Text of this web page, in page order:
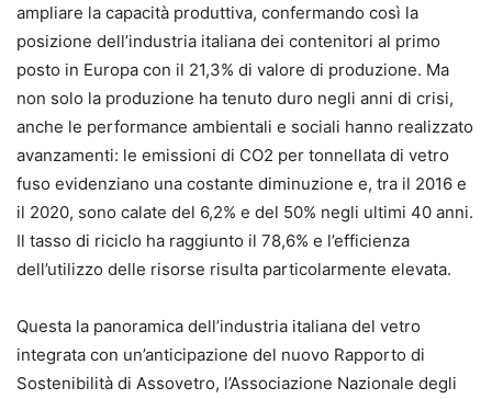
ampliare la capacità produttiva, confermando così la
posizione dell’industria italiana dei contenitori al primo
posto in Europa con il 21,3% di valore di produzione. Ma
non solo la produzione ha tenuto duro negli anni di crisi,
anche le performance ambientali e sociali hanno realizzato
avanzamenti: le emissioni di CO2 per tonnellata di vetro
fuso evidenziano una costante diminuzione e, tra il 2016 e
il 2020, sono calate del 6,2% e del 50% negli ultimi 40 anni.
Il tasso di riciclo ha raggiunto il 78,6% e l’efficienza
dell’utilizzo delle risorse risulta particolarmente elevata.
Questa la panoramica dell’industria italiana del vetro
integrata con un’anticipazione del nuovo Rapporto di
Sostenibilità di Assovetro, l’Associazione Nazionale degli